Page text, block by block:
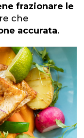
frazionare le
che
accurata.